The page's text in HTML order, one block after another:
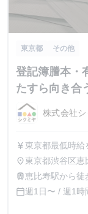
東京都 その他
登記簿謄本・
たすら向き合
株式会社シ
currency_yen 東京都最低時給
10月から1100
place東京都渋谷区
train恵比寿駅から徒
calendar_today週1日〜 / 週1時